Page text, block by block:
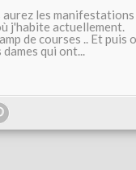
aurez les manifestations
j'habite actuellement.
de courses .. Et puis
qui ont...